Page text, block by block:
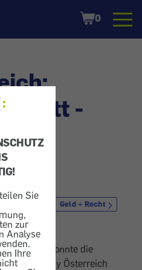
Sie
zur
Analyse
Ihre
Shopping
Cart
0
-
Geld + Recht
konnte die
mit Sky Österreich